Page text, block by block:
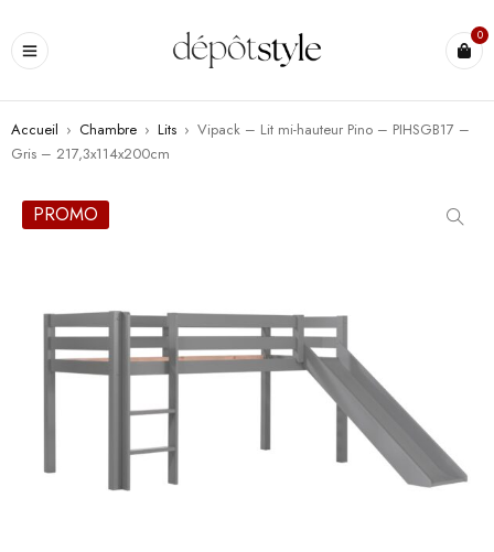
0
Accueil › Chambre › Lits › Vipack – Lit mi-hauteur Pino – PIHSGB17 –
Gris – 217,3x114x200cm
PROMO